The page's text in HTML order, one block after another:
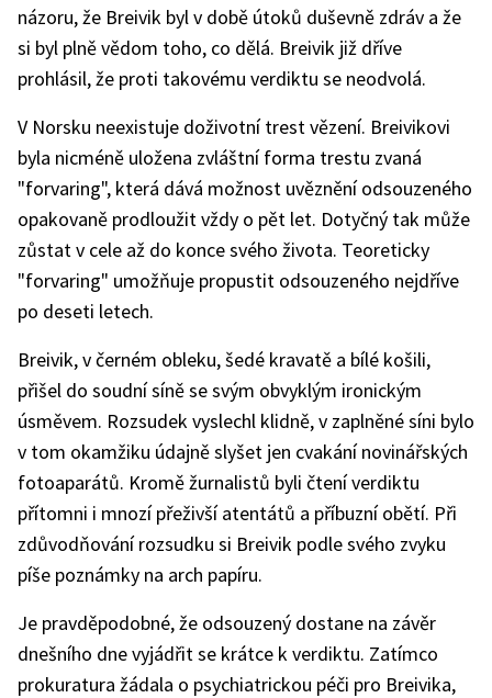
názoru, že Breivik byl v době útoků duševně zdráv a že
si byl plně vědom toho, co dělá. Breivik již dříve
prohlásil, že proti takovému verdiktu se neodvolá.
V Norsku neexistuje doživotní trest vězení. Breivikovi
byla nicméně uložena zvláštní forma trestu zvaná
"forvaring", která dává možnost uvěznění odsouzeného
opakovaně prodloužit vždy o pět let. Dotyčný tak může
zůstat v cele až do konce svého života. Teoreticky
"forvaring" umožňuje propustit odsouzeného nejdříve
po deseti letech.
Breivik, v černém obleku, šedé kravatě a bílé košili,
přišel do soudní síně se svým obvyklým ironickým
úsměvem. Rozsudek vyslechl klidně, v zaplněné síni bylo
v tom okamžiku údajně slyšet jen cvakání novinářských
fotoaparátů. Kromě žurnalistů byli čtení verdiktu
přítomni i mnozí přeživší atentátů a příbuzní obětí. Při
zdůvodňování rozsudku si Breivik podle svého zvyku
píše poznámky na arch papíru.
Je pravděpodobné, že odsouzený dostane na závěr
dnešního dne vyjádřit se krátce k verdiktu. Zatímco
prokuratura žádala o psychiatrickou péči pro Breivika,